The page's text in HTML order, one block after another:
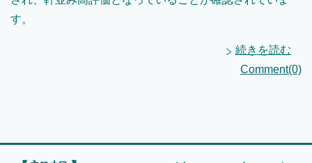
す。
続きを読む
Comment(0)